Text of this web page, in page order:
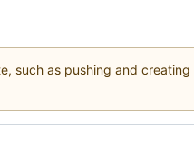
such as pushing and